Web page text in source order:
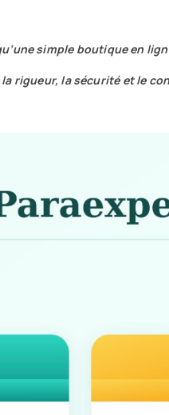
simple boutique en
rigueur, la sécurité et le